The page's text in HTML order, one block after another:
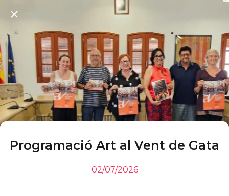
Programació Art al Vent de Gata
02/07/2026